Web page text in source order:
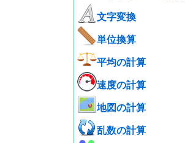
文字変換
単位換算
平均の計算
速度の計算
地図の計算
乱数の計算